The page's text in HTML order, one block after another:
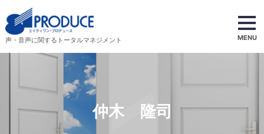
声・音声に関するトータルマネジメント MENU
仲木 隆司